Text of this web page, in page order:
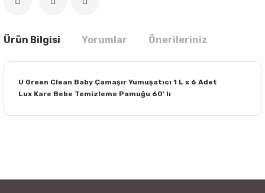
Ürün Bilgisi Yorumlar Önerileriniz
U Green Clean Baby Çamaşır Yumuşatıcı 1 L x 6 Adet
Lux Kare Bebe Temizleme Pamuğu 60' lı